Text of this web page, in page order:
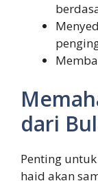
dari
Penting
haid akan